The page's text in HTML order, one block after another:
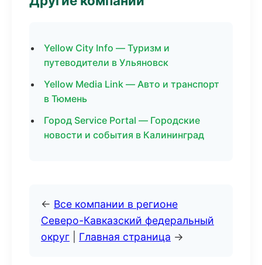
Yellow City Info — Туризм и
путеводители в Ульяновск
Yellow Media Link — Авто и транспорт
в Тюмень
Город Service Portal — Городские
новости и события в Калининград
← Все компании в регионе
Северо-Кавказский федеральный
округ
Главная страница →